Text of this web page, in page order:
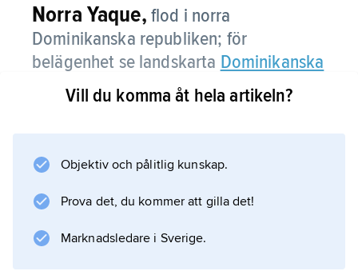
Norra Yaque, flod i norra
Dominikanska republiken; för
belägenhet se landskarta Dominikanska
republiken
Vill du komma åt hela artikeln?
Objektiv och pålitlig kunskap.
Prova det, du kommer att gilla det!
Marknadsledare i Sverige.